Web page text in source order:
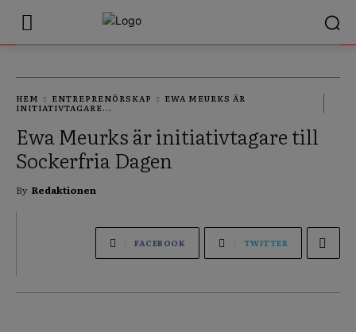
HEM ENTREPRENÖRSKAP
EWA MEURKS ÄR
INITIATIVTAGARE...
Ewa Meurks är initiativtagare till
Sockerfria Dagen
By Redaktionen
FACEBOOK TWITTER